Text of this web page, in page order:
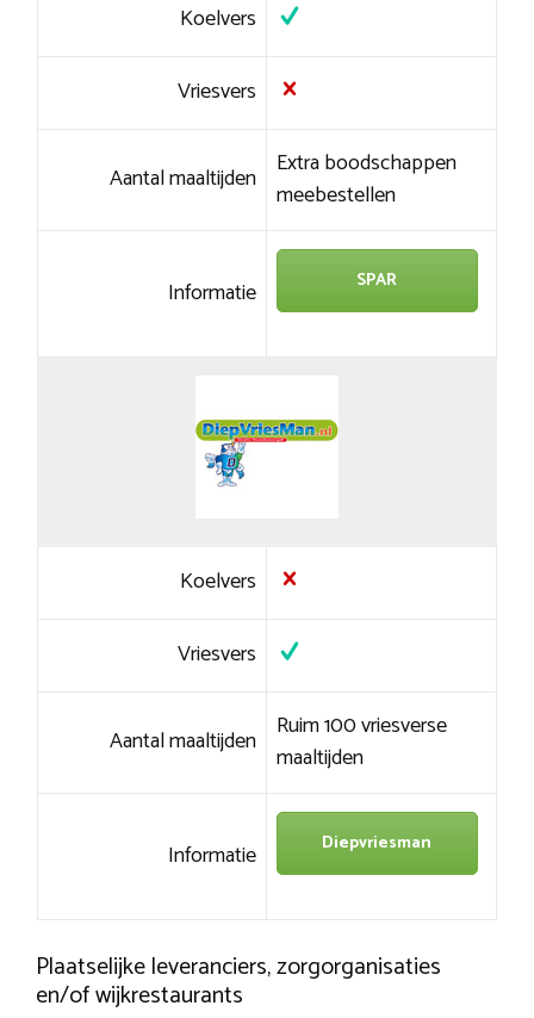
Koelvers
Vriesvers
Aantal maaltijden Extra boodschappen
meebestellen
Informatie SPAR
Koelvers
Vriesvers
Aantal maaltijden Ruim 100 vriesverse
maaltijden
Informatie Diepvriesman
Plaatselijke leveranciers, zorgorganisaties
en/of wijkrestaurants